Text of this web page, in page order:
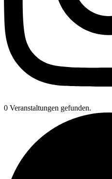
0 Veranstaltungen gefunden.